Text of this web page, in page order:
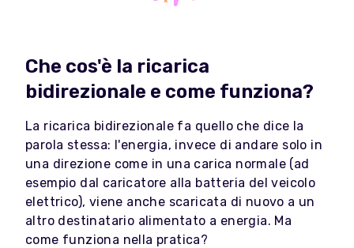
Che cos'è la ricarica
bidirezionale e come funziona?
La ricarica bidirezionale fa quello che dice la
parola stessa: l'energia, invece di andare solo in
una direzione come in una carica normale (ad
esempio dal caricatore alla batteria del veicolo
elettrico), viene anche scaricata di nuovo a un
altro destinatario alimentato a energia. Ma
come funziona nella pratica?